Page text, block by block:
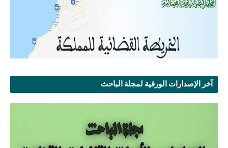
آخر الإصدارات الورقية لمجلة الباحث